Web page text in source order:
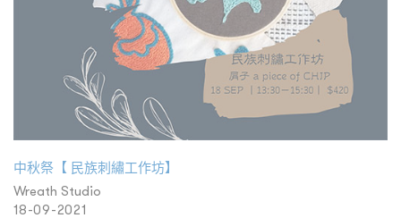
中秋祭【 民族刺繡工作坊】
Wreath Studio
18-09-2021